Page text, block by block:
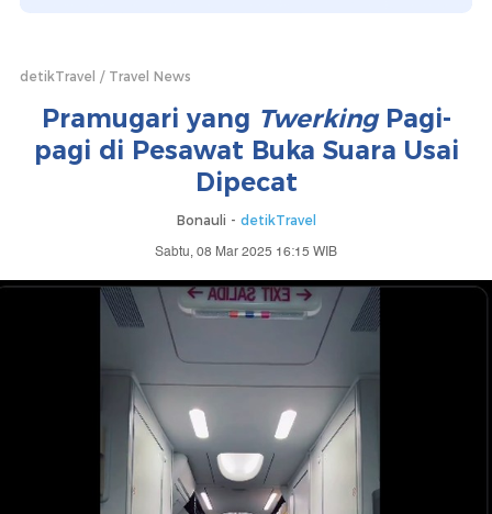
detikTravel Travel News
Pramugari yang TwerkingPagi-
pagi di Pesawat Buka Suara Usai
Dipecat
Bonauli - detikTravel
Sabtu, 08 Mar 2025 16:15 WIB